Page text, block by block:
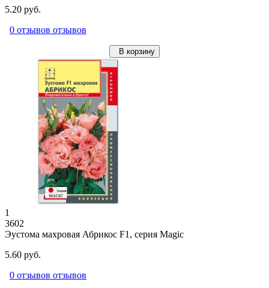
5.20 руб.
0 отзывов отзывов
В корзину
1
3602
Эустома махровая Абрикос F1, серия Magic
5.60 руб.
0 отзывов отзывов